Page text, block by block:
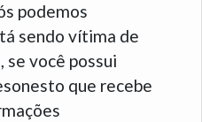
podemos
sendo vítima de
se você possui
que recebe